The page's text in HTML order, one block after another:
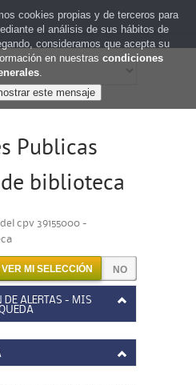
Publicas
biblioteca
cpv 39155000 -
VER MI SELECCIÓN
DE ALERTAS - MIS
cookies propias y de terceros para
el análisis de sus hábitos de
consideramos que acepta su
en nuestras condiciones
.